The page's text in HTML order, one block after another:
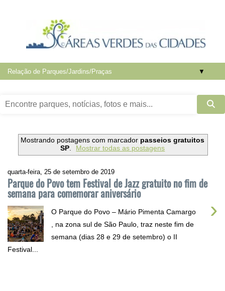
▼
Mostrando postagens com marcador passeios gratuitos
SP. Mostrar todas as postagens
quarta-feira, 25 de setembro de 2019
Parque do Povo tem Festival de Jazz gratuito no fim de
semana para comemorar aniversário
›
O Parque do Povo – Mário Pimenta Camargo
, na zona sul de São Paulo, traz neste fim de
semana (dias 28 e 29 de setembro) o II
Festival...